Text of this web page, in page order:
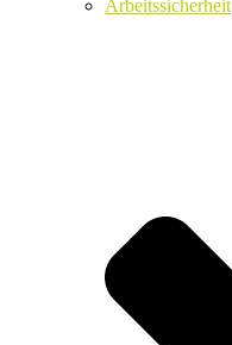
Arbeitssicherheit